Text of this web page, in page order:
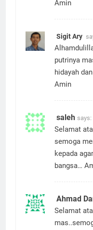
Amin
Sigit Ary
putrinya
hidayah
Amin
saleh says:
Selamat
semoga
kepada
bangsa…
Ahmad
Selamat